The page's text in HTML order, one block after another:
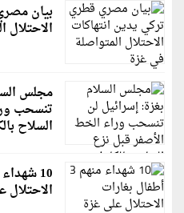
بيان
الاحتلال
مجلس
تنسحب
السلاح
الاحتلال